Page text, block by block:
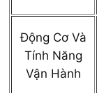
Động Cơ Và
Tính Năng
Vận Hành